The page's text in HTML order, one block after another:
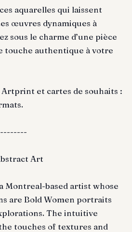
aquarelles qui laissent
œuvres dynamiques à
sous le charme d’une pièce
touche authentique à votre
et cartes de souhaits :
Art
Montreal-based artist whose
are Bold Women portraits
The intuitive
touches of textures and